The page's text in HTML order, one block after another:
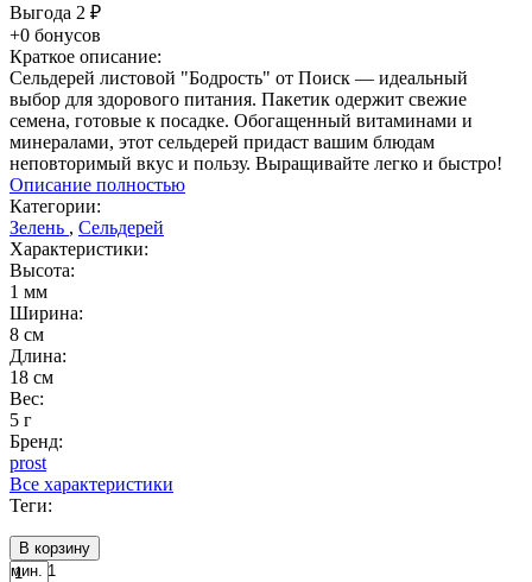
Выгода 2 ₽
+0 бонусов
Краткое описание:
Сельдерей листовой "Бодрость" от Поиск — идеальный
выбор для здорового питания. Пакетик одержит свежие
семена, готовые к посадке. Обогащенный витаминами и
минералами, этот сельдерей придаст вашим блюдам
неповторимый вкус и пользу. Выращивайте легко и быстро!
Описание полностью
Категории:
Зелень , Сельдерей
Характеристики:
Высота:
1 мм
Ширина:
8 см
Длина:
18 см
Вес:
5 г
Бренд:
prost
Все характеристики
Теги:
В корзину
мин. 1